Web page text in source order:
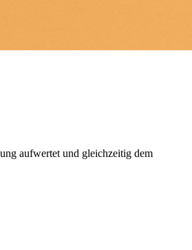
aufwertet und gleichzeitig dem